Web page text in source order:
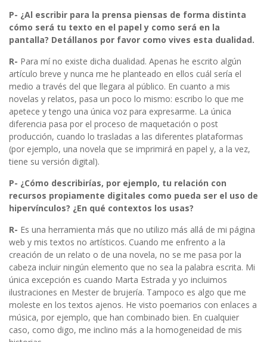
P- ¿Al escribir para la prensa piensas de forma distinta
cómo será tu texto en el papel y como será en la
pantalla? Detállanos por favor como vives esta dualidad.
R- Para mí no existe dicha dualidad. Apenas he escrito algún
artículo breve y nunca me he planteado en ellos cuál sería el
medio a través del que llegara al público. En cuanto a mis
novelas y relatos, pasa un poco lo mismo: escribo lo que me
apetece y tengo una única voz para expresarme. La única
diferencia pasa por el proceso de maquetación o post
producción, cuando lo trasladas a las diferentes plataformas
(por ejemplo, una novela que se imprimirá en papel y, a la vez,
tiene su versión digital).
P- ¿Cómo describirías, por ejemplo, tu relación con
recursos propiamente digitales como pueda ser el uso de
hipervínculos? ¿En qué contextos los usas?
R- Es una herramienta más que no utilizo más allá de mi página
web y mis textos no artísticos. Cuando me enfrento a la
creación de un relato o de una novela, no se me pasa por la
cabeza incluir ningún elemento que no sea la palabra escrita. Mi
única excepción es cuando Marta Estrada y yo incluimos
ilustraciones en Mester de brujería. Tampoco es algo que me
moleste en los textos ajenos. He visto poemarios con enlaces a
música, por ejemplo, que han combinado bien. En cualquier
caso, como digo, me inclino más a la homogeneidad de mis